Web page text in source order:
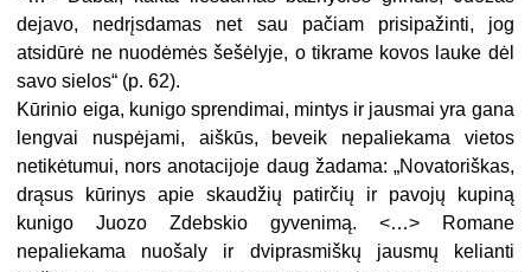
dejavo, nedrįsdamas net sau pačiam prisipažinti, jog
atsidūrė ne nuodėmės šešėlyje, o tikrame kovos lauke dėl
savo sielos“ (p. 62).
Kūrinio eiga, kunigo sprendimai, mintys ir jausmai yra gana
lengvai nuspėjami, aiškūs, beveik nepaliekama vietos
netikėtumui, nors anotacijoje daug žadama: „Novatoriškas,
drąsus kūrinys apie skaudžių patirčių ir pavojų kupiną
kunigo Juozo Zdebskio gyvenimą. <…> Romane
nepaliekama nuošaly ir dviprasmiškų jausmų kelianti